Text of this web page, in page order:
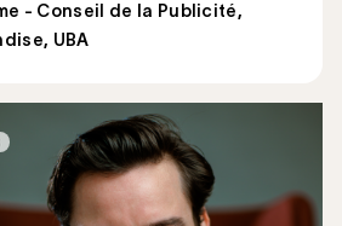
- Conseil de la Publicité,
UBA